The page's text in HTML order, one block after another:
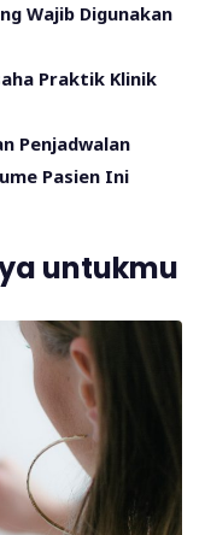
Wajib Digunakan
Praktik Klinik
Penjadwalan
Pasien Ini
untukmu